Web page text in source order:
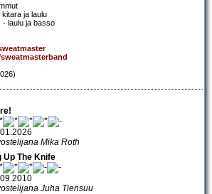
kitara ja laulu
- laulu ja basso
Mika Roth
Up The Knife
Juha Tiensuu